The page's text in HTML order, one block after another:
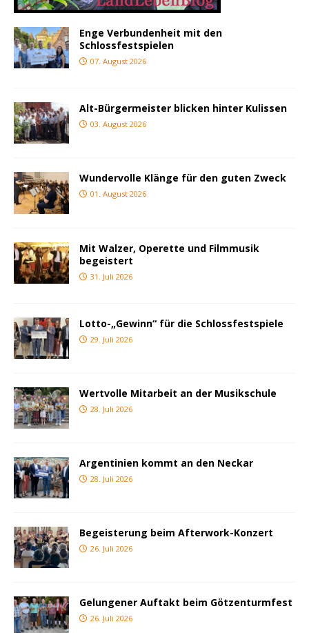
Enge Verbundenheit mit den
Schlossfestspielen
07. August 2026
Alt-Bürgermeister blicken hinter Kulissen
03. August 2026
Wundervolle Klänge für den guten Zweck
01. August 2026
Mit Walzer, Operette und Filmmusik
begeistert
31. Juli 2026
Lotto-„Gewinn“ für die Schlossfestspiele
29. Juli 2026
Wertvolle Mitarbeit an der Musikschule
28. Juli 2026
Argentinien kommt an den Neckar
28. Juli 2026
Begeisterung beim Afterwork-Konzert
26. Juli 2026
Gelungener Auftakt beim Götzenturmfest
26. Juli 2026